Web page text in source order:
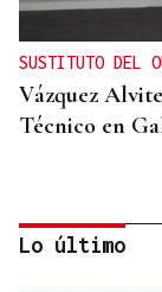
SUSTITUTO DEL
Vázquez
Técnico en
Lo último